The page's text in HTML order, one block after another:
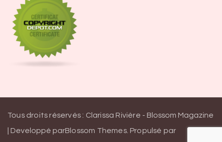
Tous droits réservés : Clarissa Rivière - Blossom Magazine
| Developpé parBlossom Themes. Propulsé par